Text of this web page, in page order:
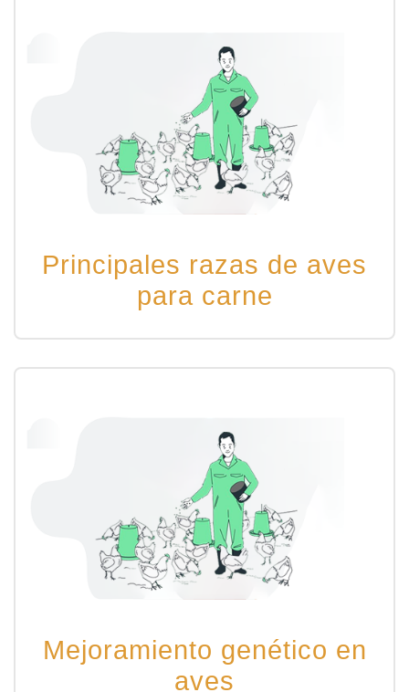
Principales razas de aves
para carne
Mejoramiento genético en
aves